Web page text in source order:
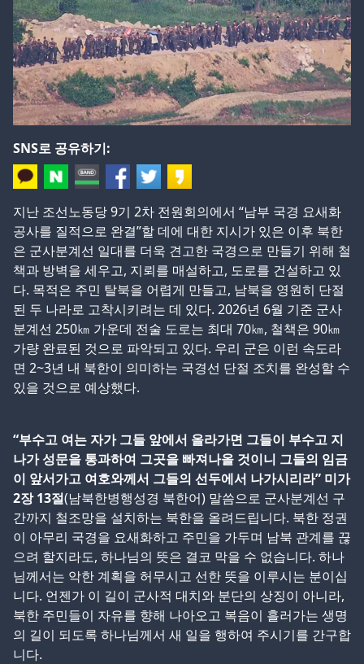
SNS로 공유하기:
지난 조선노동당 9기 2차 전원회의에서 “남부 국경 요새화
공사를 질적으로 완결”할 데에 대한 지시가 있은 이후 북한
은 군사분계선 일대를 더욱 견고한 국경으로 만들기 위해 철
책과 방벽을 세우고, 지뢰를 매설하고, 도로를 건설하고 있
다. 목적은 주민 탈북을 어렵게 만들고, 남북을 영원히 단절
된 두 나라로 고착시키려는 데 있다. 2026년 6월 기준 군사
분계선 250㎞ 가운데 전술 도로는 최대 70㎞, 철책은 90㎞
가량 완료된 것으로 파악되고 있다. 우리 군은 이런 속도라
면 2~3년 내 북한이 의미하는 국경선 단절 조치를 완성할 수
있을 것으로 예상했다.
“부수고 여는 자가 그들 앞에서 올라가면 그들이 부수고 지
나가 성문을 통과하여 그곳을 빠져나올 것이니 그들의 임금
이 앞서가고 여호와께서 그들의 선두에서 나가시리라” 미가
2장 13절(남북한병행성경 북한어) 말씀으로 군사분계선 구
간까지 철조망을 설치하는 북한을 올려드립니다. 북한 정권
이 아무리 국경을 요새화하고 주민을 가두며 남북 관계를 끊
으려 할지라도, 하나님의 뜻은 결코 막을 수 없습니다. 하나
님께서는 악한 계획을 허무시고 선한 뜻을 이루시는 분이십
니다. 언젠가 이 길이 군사적 대치와 분단의 상징이 아니라,
북한 주민들이 자유를 향해 나아오고 복음이 흘러가는 생명
의 길이 되도록 하나님께서 새 일을 행하여 주시기를 간구합
니다.